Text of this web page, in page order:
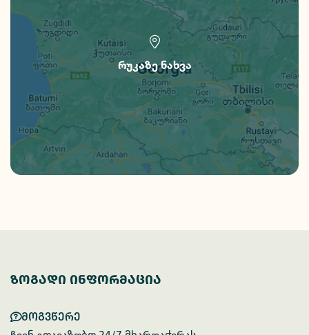
რუკაზე ნახვა
ზოგადი ინფორმაცია
მოგვწერე